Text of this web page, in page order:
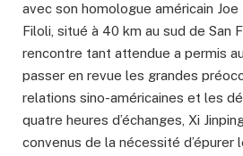
avec son homologue américain Joe
Filoli, situé à 40 km au sud de San
rencontre tant attendue a permis
passer en revue les grandes
relations sino-américaines et les
quatre heures d’échanges, Xi
convenus de la nécessité d’épurer